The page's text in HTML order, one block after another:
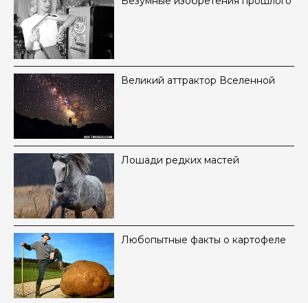
Великий аттрактор Вселенной
Лошади редких мастей
Любопытные факты о картофеле